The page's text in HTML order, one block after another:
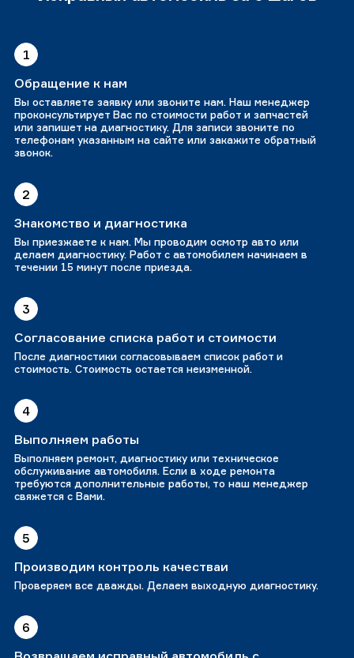
1
Обращение к нам
Вы оставляете заявку или звоните нам. Наш менеджер
проконсультирует Вас по стоимости работ и запчастей
или запишет на диагностику. Для записи звоните по
телефонам указанным на сайте или закажите обратный
звонок.
2
Знакомство и диагностика
Вы приезжаете к нам. Мы проводим осмотр авто или
делаем диагностику. Работ с автомобилем начинаем в
течении 15 минут после приезда.
3
Согласование списка работ и стоимости
После диагностики согласовываем список работ и
стоимость. Стоимость остается неизменной.
4
Выполняем работы
Выполняем ремонт, диагностику или техническое
обслуживание автомобиля. Если в ходе ремонта
требуются дополнительные работы, то наш менеджер
свяжется с Вами.
5
Производим контроль качестваи
Проверяем все дважды. Делаем выходную диагностику.
6